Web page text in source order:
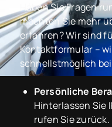
Haben Sie Fragen
möchten Sie mehr
erfahren? Wir sind
Kontaktformular –
schnellstmöglich
Persönliche
Hinterlassen Sie
rufen Sie zurück.